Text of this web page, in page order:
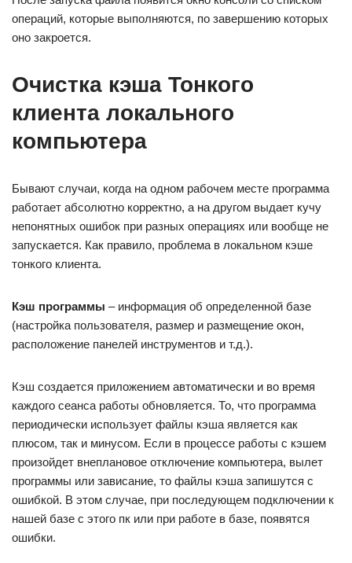
операций, которые выполняются, по завершению которых
оно закроется.
Очистка кэша Тонкого
клиента локального
компьютера
Бывают случаи, когда на одном рабочем месте программа
работает абсолютно корректно, а на другом выдает кучу
непонятных ошибок при разных операциях или вообще не
запускается. Как правило, проблема в локальном кэше
тонкого клиента.
Кэш программы – информация об определенной базе
(настройка пользователя, размер и размещение окон,
расположение панелей инструментов и т.д.).
Кэш создается приложением автоматически и во время
каждого сеанса работы обновляется. То, что программа
периодически использует файлы кэша является как
плюсом, так и минусом. Если в процессе работы с кэшем
произойдет внеплановое отключение компьютера, вылет
программы или зависание, то файлы кэша запишутся с
ошибкой. В этом случае, при последующем подключении к
нашей базе с этого пк или при работе в базе, появятся
ошибки.